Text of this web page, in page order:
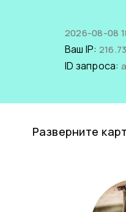
2026-08-08
Ваш IP:
ID запроса:
Разверните